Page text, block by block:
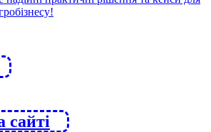
сайті